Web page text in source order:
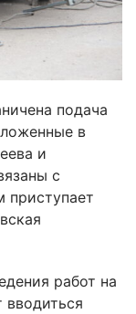
подача
в
и
с
приступает
работ на
вводиться